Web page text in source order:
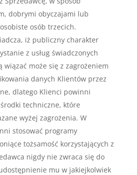
dobrymi obyczajami lub
osób trzecich.
iż publiczny charakter
z usług świadczonych
wiązać może się z zagrożeniem
danych Klientów przez
dlatego Klienci powinni
techniczne, które
wyżej zagrożenia. W
stosować programy
tożsamość korzystających z
nigdy nie zwraca się do
mu w jakiejkolwiek